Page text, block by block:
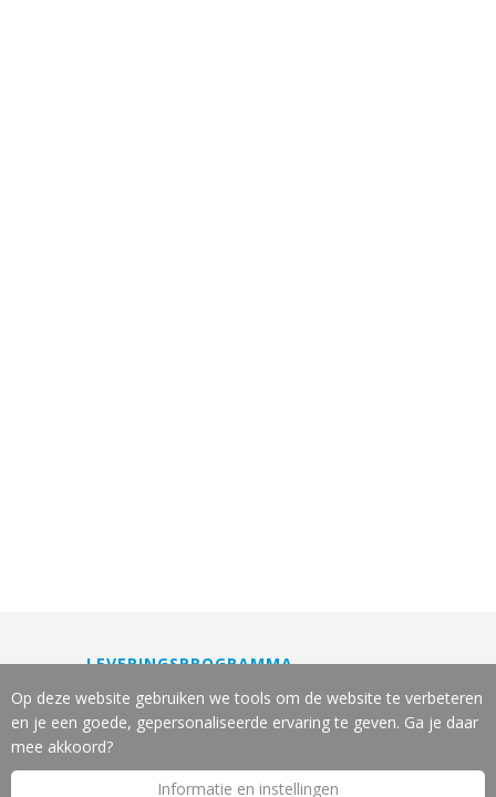
LEVERINGSPROGRAMMA
Machines
Gereedschappen
Slijpservice
Leasing van machines
Op deze website gebruiken we tools om de website te verbeteren
en je een goede, gepersonaliseerde ervaring te geven. Ga je daar
mee akkoord?
Informatie en instellingen